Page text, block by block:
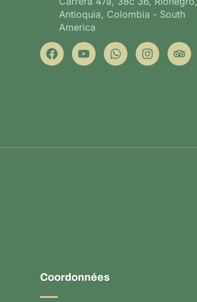
Antioquia, Colombia - South
America
Coordonnées